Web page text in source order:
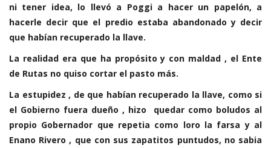
ni tener idea, lo llevó a Poggi a hacer un papelón, a
hacerle decir que el predio estaba abandonado y decir
que habían recuperado la llave.
La realidad era que ha propósito y con maldad , el Ente
de Rutas no quiso cortar el pasto más.
La estupidez , de que habían recuperado la llave, como si
el Gobierno fuera dueño , hizo quedar como boludos al
propio Gobernador que repetia como loro la farsa y al
Enano Rivero , que con sus zapatitos puntudos, no sabia